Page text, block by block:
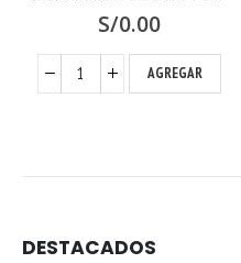
S/0.00
AGREGAR
DESTACADOS